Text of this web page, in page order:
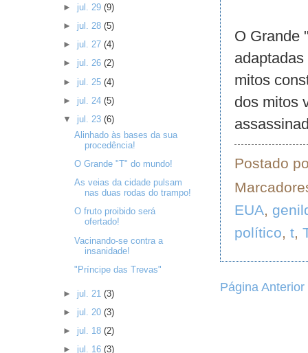
O Grande
mitos
dos mitos
Postado
EUA,
político, t,
Página Anterior
► jul. 29 (9)
► jul. 28 (5)
► jul. 27 (4)
► jul. 26 (2)
► jul. 25 (4)
► jul. 24 (5)
▼ jul. 23 (6)
Alinhado às bases da sua
procedência!
O Grande "T" do mundo!
As veias da cidade pulsam
nas duas rodas do trampo!
O fruto proibido será
ofertado!
Vacinando-se contra a
insanidade!
"Príncipe das Trevas"
► jul. 21 (3)
► jul. 20 (3)
► jul. 18 (2)
► jul. 16 (3)